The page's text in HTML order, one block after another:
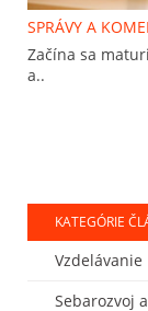
SPRÁVY A
Začína sa
a..
KATEGÓRIE
Vzdelávanie
Sebarozvoj